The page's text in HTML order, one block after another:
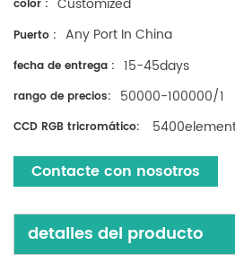
color : Customized
Puerto : Any Port In China
fecha de entrega : 15-45days
rango de precios: 50000-100000/1
CCD RGB tricromático:
Contacte con nosotros
detalles del producto